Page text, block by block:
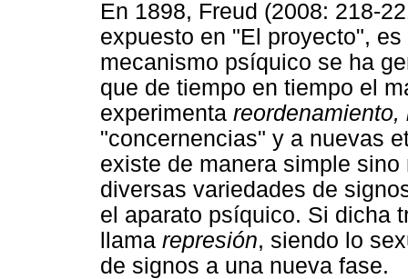
En 1898, Freud (2008: 218-
expuesto en "El proyecto",
mecanismo psíquico se ha
que de tiempo en tiempo el
experimenta
"concernencias" y a nuevas
existe de manera simple
diversas variedades de
el aparato psíquico. Si dicha
llama represión, siendo lo
de signos a una nueva fase.